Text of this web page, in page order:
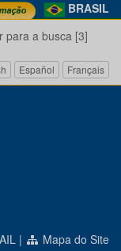
BRASIL
para a busca [3]
Español Français
| Mapa do Site